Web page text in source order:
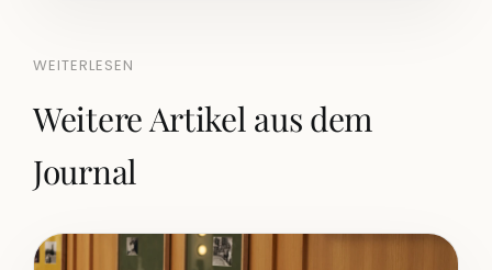
WEITERLESEN
Weitere Artikel aus dem
Journal